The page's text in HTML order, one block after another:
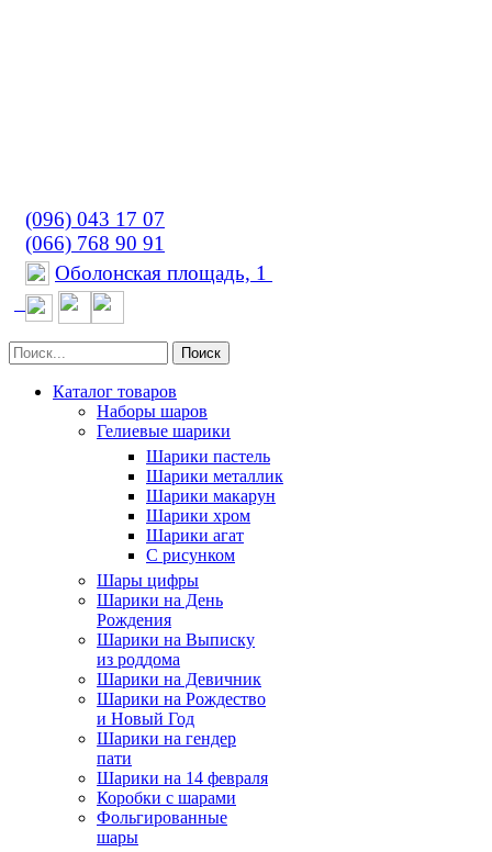
(096) 043 17 07
(066) 768 90 91
Оболонская площадь, 1
Поиск
Каталог товаров
Наборы шаров
Гелиевые шарики
Шарики пастель
Шарики металлик
Шарики макарун
Шарики хром
Шарики агат
С рисунком
Шары цифры
Шарики на День
Рождения
Шарики на Выписку
из роддома
Шарики на Девичник
Шарики на Рождество
и Новый Год
Шарики на гендер
пати
Шарики на 14 февраля
Коробки с шарами
Фольгированные
шары